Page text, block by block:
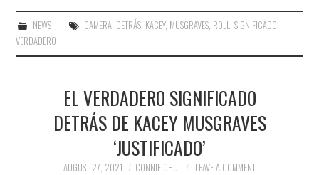
NEWS CAMERA, DETRÁS, KACEY, MUSGRAVES, ROLL, SIGNIFICADO,
VERDADERO
EL VERDADERO SIGNIFICADO
DETRÁS DE KACEY MUSGRAVES
‘JUSTIFICADO’
AUGUST 27, 2021 CONNIE CHU LEAVE A COMMENT